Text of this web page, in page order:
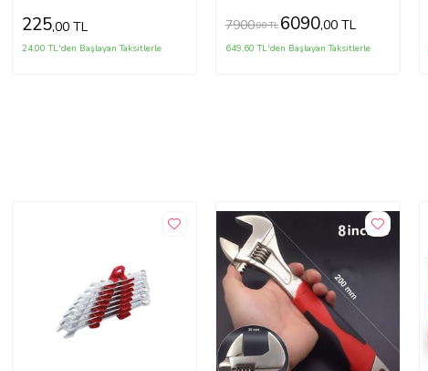
225,00 TL
24,00 TL'den Başlayan Taksitlerle
7900,00 TL 6090,00 TL
649,60 TL'den Başlayan Taksitlerle